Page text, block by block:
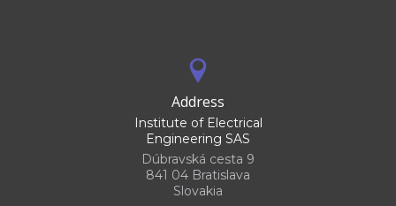
Address
Institute of Electrical
Engineering SAS
Dúbravská cesta 9
841 04 Bratislava
Slovakia